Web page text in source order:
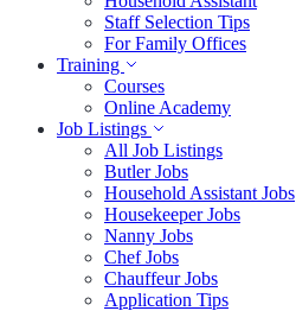
Staff Selection Tips
For Family Offices
Training
Courses
Online Academy
Job Listings
All Job Listings
Butler Jobs
Household Assistant Jobs
Housekeeper Jobs
Nanny Jobs
Chef Jobs
Chauffeur Jobs
Application Tips